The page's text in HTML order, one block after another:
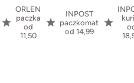
ORLEN
paczka
od
11,50
INPOST
paczkomat
od 14,99